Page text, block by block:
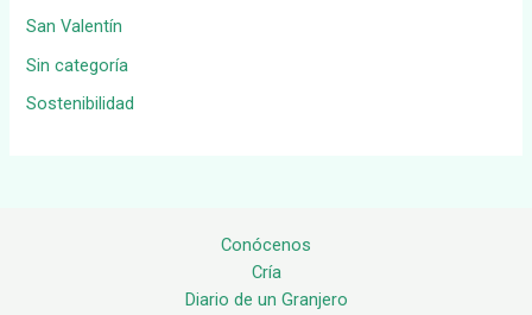
San Valentín
Sin categoría
Sostenibilidad
Conócenos
Cría
Diario de un Granjero